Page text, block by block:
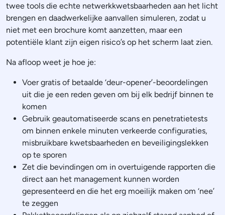
twee tools die echte netwerkkwetsbaarheden aan het licht
brengen en daadwerkelijke aanvallen simuleren, zodat u
niet met een brochure komt aanzetten, maar een
potentiële klant zijn eigen risico’s op het scherm laat zien.
Na afloop weet je hoe je:
Voer gratis of betaalde ‘deur-opener’-beoordelingen
uit die je een reden geven om bij elk bedrijf binnen te
komen
Gebruik geautomatiseerde scans en penetratietests
om binnen enkele minuten verkeerde configuraties,
misbruikbare kwetsbaarheden en beveiligingslekken
op te sporen
Zet die bevindingen om in overtuigende rapporten die
direct aan het management kunnen worden
gepresenteerd en die het erg moeilijk maken om ‘nee’
te zeggen